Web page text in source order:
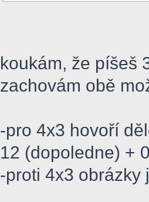
koukám, že píšeš
zachovám obě
-pro 4x3 hovoří
12 (dopoledne) +
-proti 4x3 obrázky